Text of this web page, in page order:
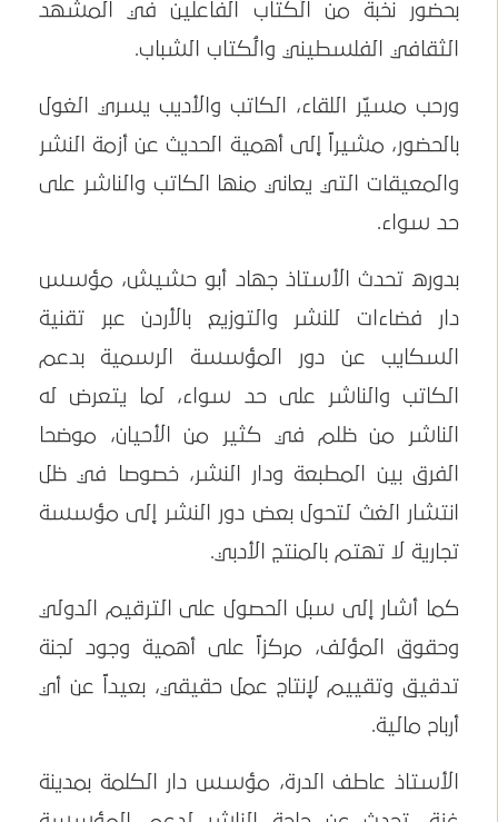
بحضور نخبة من الُكتاب الفاعلين في المشهد
الثقافي الفلسطيني والُكتاب الشباب.
ورحب مسيّر اللقاء، الكاتب والأديب يسري الغول
بالحضور، مشيراً إلى أهمية الحديث عن أزمة النشر
والمعيقات التي يعاني منها الكاتب والناشر على
حد سواء.
بدوره تحدث الأستاذ جهاد أبو حشيش، مؤسس
دار فضاءات للنشر والتوزيع بالأردن عبر تقنية
السكايب عن دور المؤسسة الرسمية بدعم
الكاتب والناشر على حد سواء، لما يتعرض له
الناشر من ظلم في كثير من الأحيان، موضحا
الفرق بين المطبعة ودار النشر، خصوصا في ظل
انتشار الغث لتحول بعض دور النشر إلى مؤسسة
تجارية لا تهتم بالمنتج الأدبي.
كما أشار إلى سبل الحصول على الترقيم الدولي
وحقوق المؤلف، مركزاً على أهمية وجود لجنة
تدقيق وتقييم لإنتاج عمل حقيقي، بعيداً عن أي
أرباح مالية.
الأستاذ عاطف الدرة، مؤسس دار الكلمة بمدينة